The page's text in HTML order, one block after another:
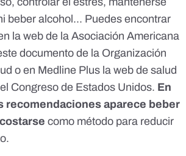
beber alcohol... Puedes encontrar
la web de la Asociación Americana
documentode la Organización
o en Medline Plus la web de salud
Congreso de Estados Unidos. En
recomendaciones aparece beber
como método para reducir